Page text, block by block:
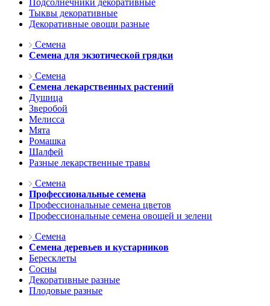
Подсолнечники декоративные
Тыквы декоративные
Декоративные овощи разные
Семена
Семена для экзотической грядки
Семена
Семена лекарственных растений
Душица
Зверобой
Мелисса
Мята
Ромашка
Шалфей
Разные лекарственные травы
Семена
Профессиональные семена
Профессиональные семена цветов
Профессиональные семена овощей и зелени
Семена
Семена деревьев и кустарников
Бересклеты
Сосны
Декоративные разные
Плодовые разные